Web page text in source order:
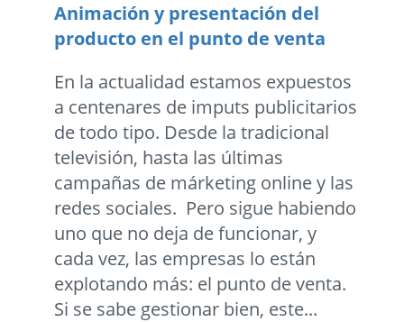
Animación y presentación del
producto en el punto de venta
En la actualidad estamos expuestos
a centenares de imputs publicitarios
de todo tipo. Desde la tradicional
televisión, hasta las últimas
campañas de márketing online y las
redes sociales. Pero sigue habiendo
uno que no deja de funcionar, y
cada vez, las empresas lo están
explotando más: el punto de venta.
Si se sabe gestionar bien, este...